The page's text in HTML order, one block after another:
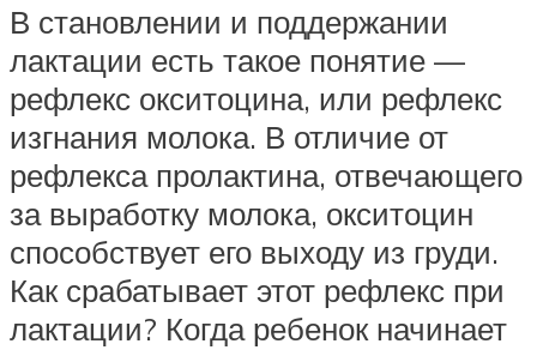
В становлении и поддержании
лактации есть такое понятие —
рефлекс окситоцина, или рефлекс
изгнания молока. В отличие от
рефлекса пролактина, отвечающего
за выработку молока, окситоцин
способствует его выходу из груди.
Как срабатывает этот рефлекс при
лактации? Когда ребенок начинает